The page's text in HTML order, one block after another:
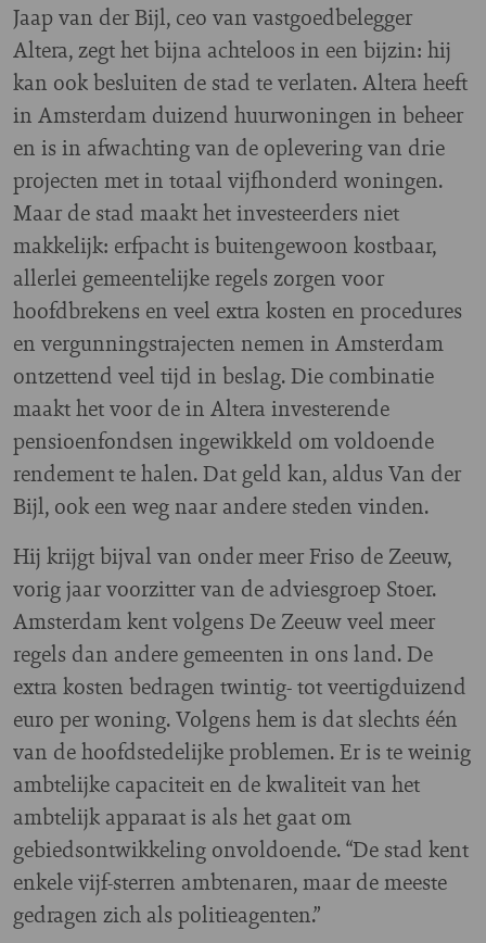
Jaap van der Bijl, ceo van vastgoedbelegger
Altera, zegt het bijna achteloos in een bijzin: hij
kan ook besluiten de stad te verlaten. Altera heeft
in Amsterdam duizend huurwoningen in beheer
en is in afwachting van de oplevering van drie
projecten met in totaal vijfhonderd woningen.
Maar de stad maakt het investeerders niet
makkelijk: erfpacht is buitengewoon kostbaar,
allerlei gemeentelijke regels zorgen voor
hoofdbrekens en veel extra kosten en procedures
en vergunningstrajecten nemen in Amsterdam
ontzettend veel tijd in beslag. Die combinatie
maakt het voor de in Altera investerende
pensioenfondsen ingewikkeld om voldoende
rendement te halen. Dat geld kan, aldus Van der
Bijl, ook een weg naar andere steden vinden.
Hij krijgt bijval van onder meer Friso de Zeeuw,
vorig jaar voorzitter van de adviesgroep Stoer.
Amsterdam kent volgens De Zeeuw veel meer
regels dan andere gemeenten in ons land. De
extra kosten bedragen twintig- tot veertigduizend
euro per woning. Volgens hem is dat slechts één
van de hoofdstedelijke problemen. Er is te weinig
ambtelijke capaciteit en de kwaliteit van het
ambtelijk apparaat is als het gaat om
gebiedsontwikkeling onvoldoende. “De stad kent
enkele vijf-sterren ambtenaren, maar de meeste
gedragen zich als politieagenten.”